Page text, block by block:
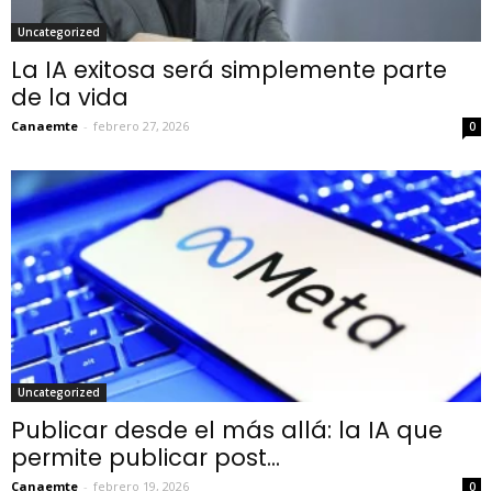
Uncategorized
La IA exitosa será simplemente parte
de la vida
Canaemte - febrero 27, 2026 0
Uncategorized
Publicar desde el más allá: la IA que
permite publicar post...
Canaemte - febrero 19, 2026 0